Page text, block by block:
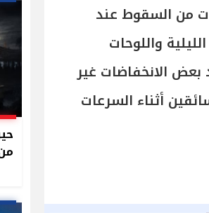
من السقوط عند
واللوحات
بعض الانخفاضات غير
أثناء السرعات